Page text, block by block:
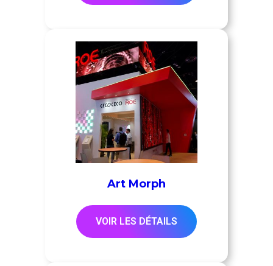
Art Morph
VOIR LES DÉTAILS